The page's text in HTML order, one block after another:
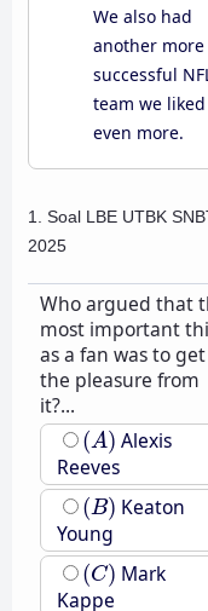
We also had
another more
successful
team we liked
even more.
1. Soal LBE UTBK
2025
Who argued that
most important
as a fan was to get
the pleasure from
it?...
(A)
(A) Alexis
Reeves
(B)
(B) Keaton
Young
(C)
(C) Mark
Kappe